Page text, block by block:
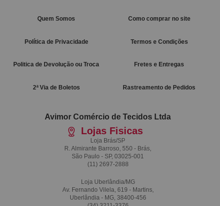
Quem Somos Como comprar no site
Política de Privacidade Termos e Condições
Politica de Devolução ou Troca Fretes e Entregas
2ª Via de Boletos Rastreamento de Pedidos
Avimor Comércio de Tecidos Ltda
Lojas Fisicas
Loja Brás/SP
R. Almirante Barroso, 550 - Brás,
São Paulo - SP, 03025-001
(11) 2697-2888
Loja Uberlândia/MG
Av. Fernando Vilela, 619 - Martins,
Uberlândia - MG, 38400-456